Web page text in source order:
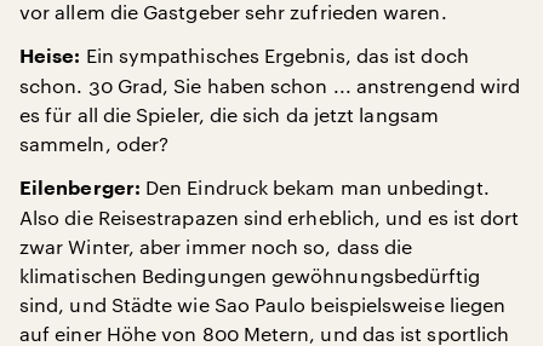
vor allem die Gastgeber sehr zufrieden waren.
Heise: Ein sympathisches Ergebnis, das ist doch
schon. 30 Grad, Sie haben schon ... anstrengend wird
es für all die Spieler, die sich da jetzt langsam
sammeln, oder?
Eilenberger: Den Eindruck bekam man unbedingt.
Also die Reisestrapazen sind erheblich, und es ist dort
zwar Winter, aber immer noch so, dass die
klimatischen Bedingungen gewöhnungsbedürftig
sind, und Städte wie Sao Paulo beispielsweise liegen
auf einer Höhe von 800 Metern, und das ist sportlich